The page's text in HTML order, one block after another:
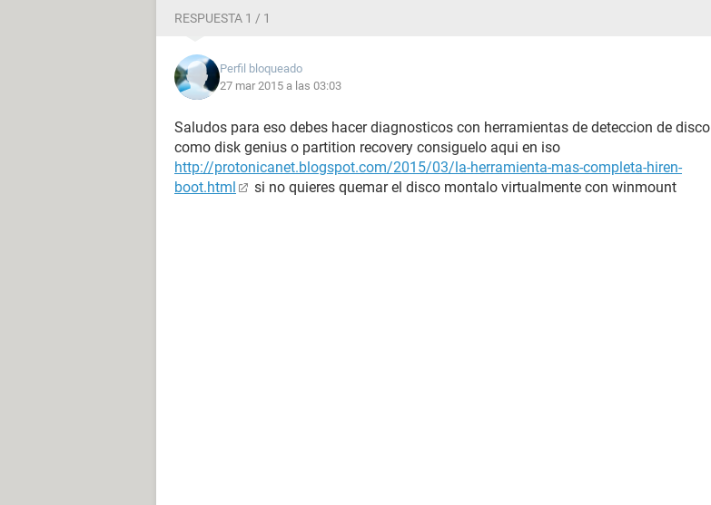
RESPUESTA 1 / 1
Perfil bloqueado
27 mar 2015 a las 03:03
Saludos para eso debes hacer diagnosticos con herramientas de deteccion de disco
como disk genius o partition recovery consiguelo aqui en iso
http://protonicanet.blogspot.com/2015/03/la-herramienta-mas-completa-hiren-
boot.html
si no quieres quemar el disco montalo virtualmente con winmount